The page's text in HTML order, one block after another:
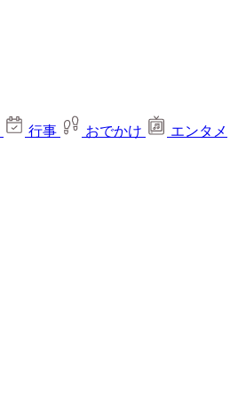
行事 おでかけ
エンタメ